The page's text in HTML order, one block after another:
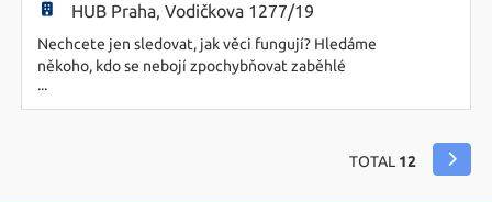
HUB Praha, Vodičkova 1277/19
Nechcete jen sledovat, jak věci fungují? Hledáme
někoho, kdo se nebojí zpochybňovat zaběhlé
postupy, hledat lepší řešení a posouvat věci
dopředu. Zde to není o tom „udržovat systém v
na zcela jinou úroveň výkonu a efektivity. Co Vás
...
TOTAL 12